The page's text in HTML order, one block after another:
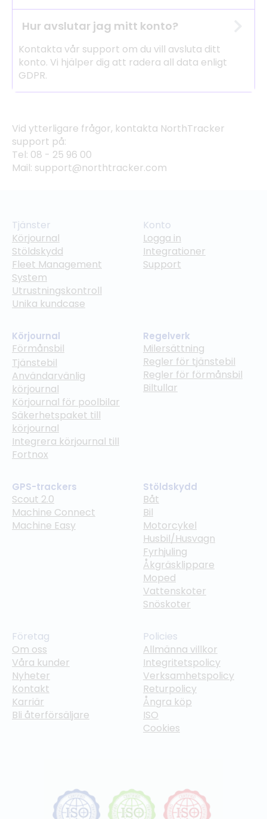
Hur avslutar jag mitt konto?
Kontakta vår support om du vill avsluta ditt
konto. Vi hjälper dig att radera all data enligt
GDPR.
Vid ytterligare frågor, kontakta NorthTracker
support på:
Tel: 08 - 25 96 00
Mail: support@northtracker.com
Tjänster
Körjournal
Stöldskydd
Fleet Management
System
Utrustningskontroll
Unika kundcase
Konto
Logga in
Integrationer
Support
Körjournal
Förmånsbil
Tjänstebil
Användarvänlig
körjournal
Körjournal för poolbilar
Säkerhetspaket till
körjournal
Integrera körjournal till
Fortnox
Regelverk
Milersättning
Regler för tjänstebil
Regler för förmånsbil
Biltullar
GPS-trackers
Scout 2.0
Machine Connect
Machine Easy
Stöldskydd
Båt
Bil
Motorcykel
Husbil/Husvagn
Fyrhjuling
Åkgräsklippare
Moped
Vattenskoter
Snöskoter
Företag
Om oss
Våra kunder
Nyheter
Kontakt
Karriär
Bli återförsäljare
Policies
Allmänna villkor
Integritetspolicy
Verksamhetspolicy
Returpolicy
Ångra köp
ISO
Cookies